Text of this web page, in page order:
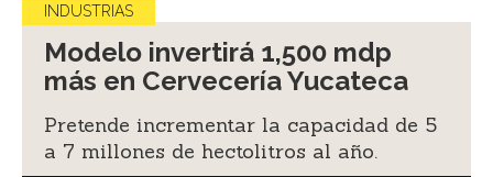
INDUSTRIAS
Modelo invertirá 1,500 mdp
más en Cervecería Yucateca
Pretende incrementar la capacidad de 5
a 7 millones de hectolitros al año.